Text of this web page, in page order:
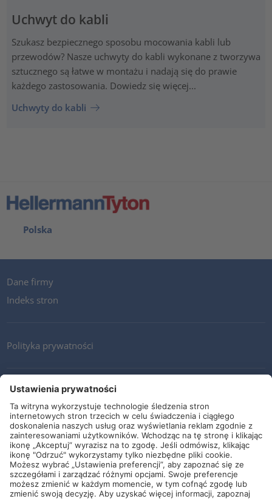
Uchwyt do kabli
Szukasz bezpiecznego sposobu mocowania kabli lub
przewodów? Nasze uchwyty do kabli wykonane z tworzywa
sztucznego są łatwe w montażu i nadają się do prawie
każdego zastosowania. Dowiedz się więcej...
Uchwyty do kabli
Polska
Dane firmy
Indeks stron
Polityka prywatności
Kontakt
Newsletter
Ogólne warunki i dostawy